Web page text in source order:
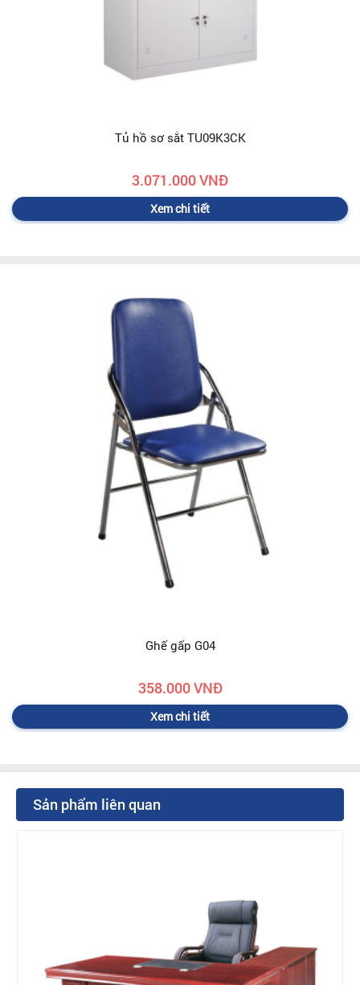
Tủ hồ sơ sắt TU09K3CK
3.071.000 VNĐ
Xem chi tiết
Ghế gấp G04
358.000 VNĐ
Xem chi tiết
Sản phẩm liên quan